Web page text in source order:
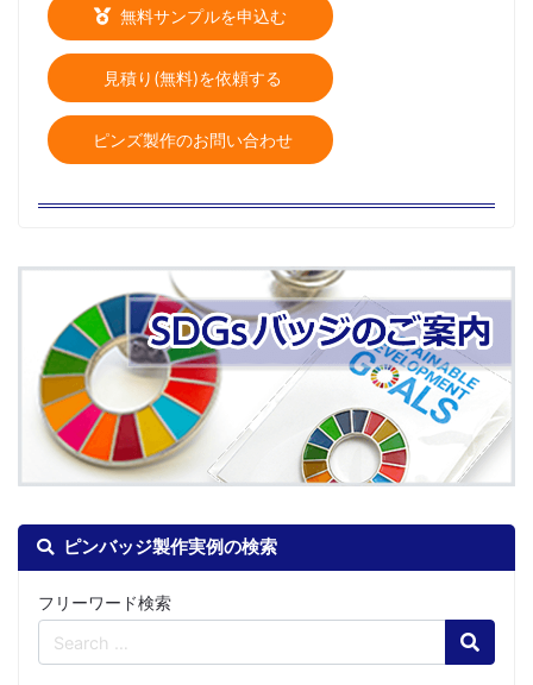
ピンバッジ製作実例の検索
フリーワード検索
Search
無料サンプルを申込む
見積り(無料)を依頼する
ピンズ製作のお問い合わせ